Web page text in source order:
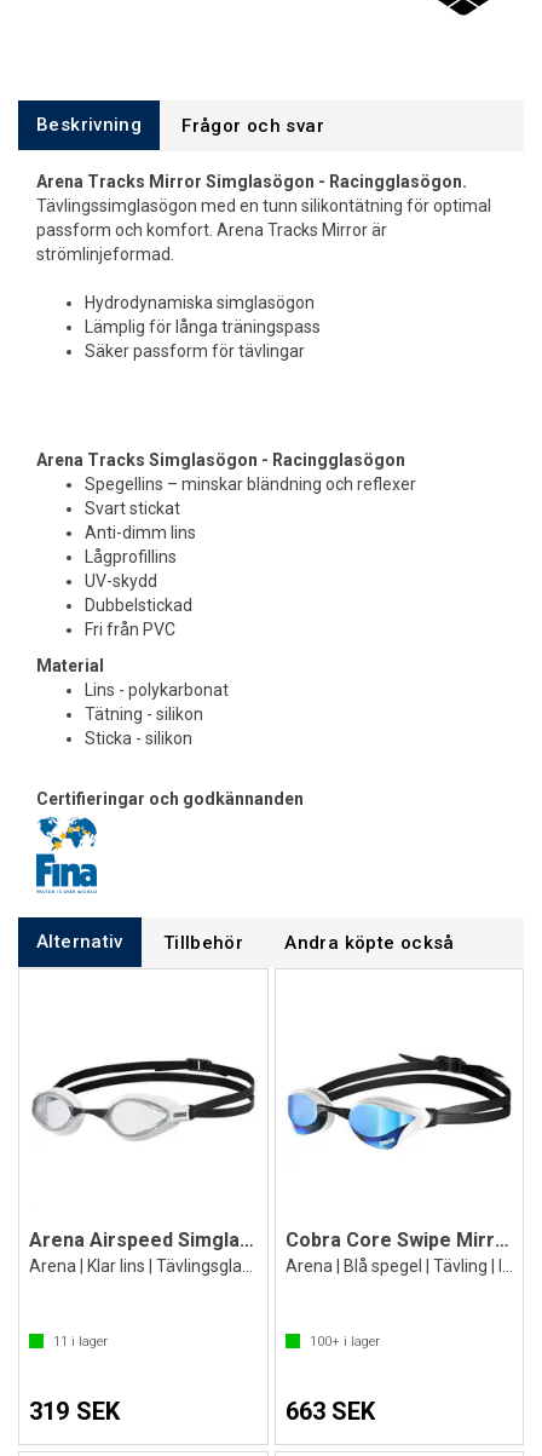
Beskrivning Frågor och svar
Arena Tracks Mirror Simglasögon - Racingglasögon.
Tävlingssimglasögon med en tunn silikontätning för optimal
passform och komfort. Arena Tracks Mirror är
strömlinjeformad.
Hydrodynamiska simglasögon
Lämplig för långa träningspass
Säker passform för tävlingar
Arena Tracks Simglasögon - Racingglasögon
Spegellins – minskar bländning och reflexer
Svart stickat
Anti-dimm lins
Lågprofillins
UV-skydd
Dubbelstickad
Fri från PVC
Material
Lins - polykarbonat
Tätning - silikon
Sticka - silikon
Certifieringar och godkännanden
Alternativ Tillbehör Andra köpte också
Arena Airspeed Simglasögon
11 i lager
319 SEK
Cobra Core Swipe Mirror Simglasögon
100+i lager
663 SEK